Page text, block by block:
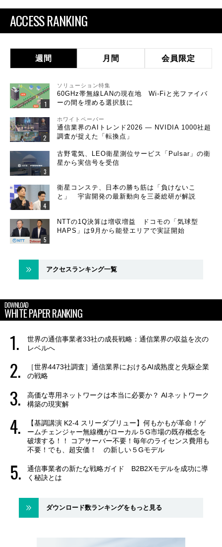
ACCESS RANKING
週間 月間 会員限定
ソリューション特集
60GHz帯無線LANの現在地 Wi-Fiと光ファイバ
ーの間を埋める選択肢に
ホワイトペーパー
通信業界のAIトレンド2026 ― NVIDIA 1000社超
調査が捉えた「転換点」
古野電気、LEO衛星測位サービス「Pulsar」の衛
星から実信号を受信
衛星コンステ、日本の勝ち筋は「負けないこ
と」 宇宙開発の最新動向を三菱総研が解説
NTTの1Q決算は増収増益 ドコモの「気球型
HAPS」は9月から能登エリアで実証開始
アクセスランキング一覧
DOWNLOAD
WHITE PAPER RANKING
世界の通信事業者33社の成長戦略：通信業界の収益を次の
レベルへ
［世界4473社調査］通信業界におけるAI成熟度と先駆企業
の戦略
高価な専用ネットワークは本当に必要か？ AIネットワーク
構築の現実解
【基調講演 K2-4 スリーダブリュー】何もかもが革命！ゲ
ームチェンジャー無線機がローカル５G市場の既存概念を
破壊する！！ コアサーバー不要！毎年のライセンス費用も
不要！でも、超安価！ の新しい５Gモデル
通信事業者の新たな戦略ガイド B2B2Xモデルを成功に導
く秘訣とは
ダウンロード数ランキングをもっと見る